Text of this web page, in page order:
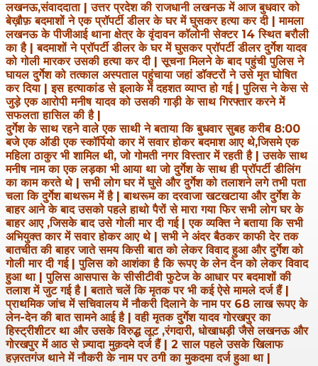
लखनऊ,संवाददाता | उत्तर प्रदेश की राजधानी लखनऊ में आज बुधवार को
बेख़ौफ़ बदमाशों ने एक प्रॉपर्टी डीलर के घर में घुसकर हत्या कर दी | मामला
लखनऊ के पीजीआई थाना क्षेत्र के वृंदावन कॉलोनी सेक्टर 14 स्थित बरौली
का है | बदमाशों ने प्रॉपर्टी डीलर के घर में घुसकर प्रॉपर्टी डीलर दुर्गेश यादव
को गोली मारकर उसकी हत्या कर दी | सूचना मिलने के बाद पहुंची पुलिस ने
घायल दुर्गेश को तत्काल अस्पताल पहुंचाया जहां डॉक्टरों ने उसे मृत घोषित
कर दिया | इस हत्याकांड से इलाके में दहशत व्याप्त हो गई | पुलिस ने केस से
जुड़े एक आरोपी मनीष यादव को उसकी गाड़ी के साथ गिरफ्तार करने में
सफलता हासिल की है |
दुर्गेश के साथ रहने वाले एक साथी ने बताया कि बुधवार सुबह करीब 8:00
बजे एक ऑडी एक स्कॉर्पियो कार में सवार होकर बदमाश आए थे,जिसमे एक
महिला ठाकुर भी शामिल थी, जो गोमती नगर विस्तार में रहती है | उसके साथ
मनीष नाम का एक लड़का भी आया था जो दुर्गेश के साथ ही प्रॉपर्टी डीलिंग
का काम करते थे | सभी लोग घर में घुसे और दुर्गेश को तलाशने लगे तभी पता
चला कि दुर्गेश बाथरूम में है | बाथरूम का दरवाजा खटखटाया और दुर्गेश के
बाहर आने के बाद उसको पहले हाथो पैरों से मारा गया फिर सभी लोग घर के
बाहर आए ,जिसके बाद उसे गोली मार दी गई | एक व्यक्ति ने बताया कि सभी
अभियुक्त कार में सवार होकर आए थे | सभी ने अंदर बैठकर काफी देर तक
बातचीत की बाहर जाते समय किसी बात को लेकर विवाद हुआ और दुर्गेश को
गोली मार दी गई | पुलिस को आशंका है कि रूपए के लेन देन को लेकर विवाद
हुआ था | पुलिस आसपास के सीसीटीवी फुटेज के आधार पर बदमाशों की
तलाश में जुट गई है | बताते चलें कि मृतक पर भी कई ऐसे मामले दर्ज हैं |
प्राथमिक जांच में सचिवालय में नौकरी दिलाने के नाम पर 68 लाख रूपए के
लेन-देन की बात सामने आई है | वही मृतक दुर्गेश यादव गोरखपुर का
हिस्ट्रीशीटर था और उसके विरुद्ध लूट ,रंगदारी, धोखाधड़ी जैसे लखनऊ और
गोरखपुर में आठ से ज़्यादा मुक़दमे दर्ज हैं | 2 साल पहले उसके खिलाफ
हज़रतगंज थाने में नौकरी के नाम पर ठगी का मुकदमा दर्ज हुआ था |